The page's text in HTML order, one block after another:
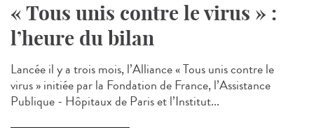
« Tous unis contre le virus » :
l’heure du bilan
Lancée il y a trois mois, l’Alliance « Tous unis contre le
virus » initiée par la Fondation de France, l’Assistance
Publique - Hôpitaux de Paris et l’Institut...